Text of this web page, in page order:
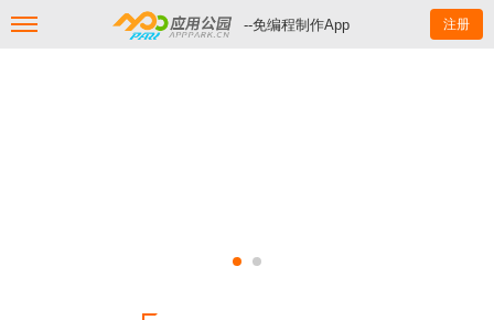
--免编程制作App 注册